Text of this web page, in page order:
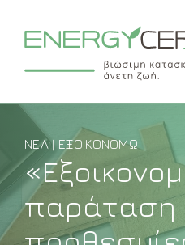
ΝΈΑ | ΕΞΟΙΚΟΝΟΜΏ
παράταση